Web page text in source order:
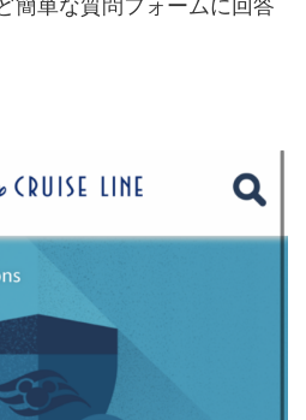
簡単な質問フォームに回答